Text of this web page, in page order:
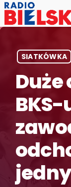
SIATKÓWKA
Duże
BKS-